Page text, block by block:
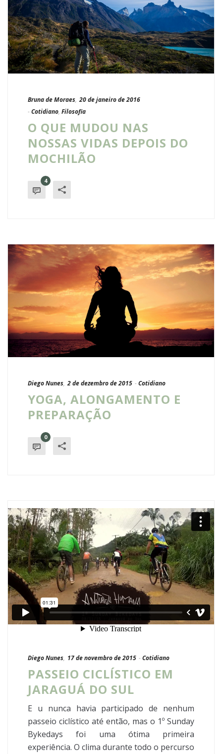
Bruna de Moraes, 20 de janeiro de 2016
- Cotidiano, Filosofia
O QUE MUDOU NAS
NOSSAS VIDAS DEPOIS DO
MOCHILÃO
4
Diego Nunes, 2 de dezembro de 2015 - Cotidiano
YOGA, ALONGAMENTO E
PREPARAÇÃO
0
Diego Nunes, 17 de novembro de 2015 - Cotidiano
PASSEIO CICLÍSTICO EM
JARAGUÁ DO SUL
E u nunca havia participado de nenhum
passeio ciclístico até então, mas o 1º Sunday
Bykedays foi uma ótima primeira
experiência. O clima durante todo o percurso